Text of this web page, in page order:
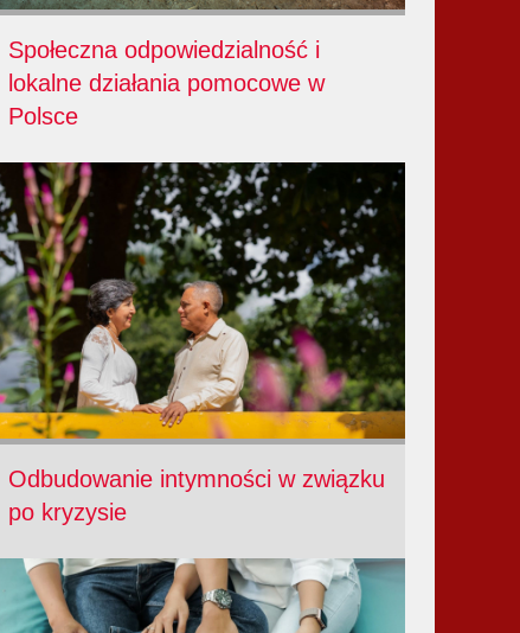
Społeczna odpowiedzialność i
lokalne działania pomocowe w
Polsce
Odbudowanie intymności w związku
po kryzysie